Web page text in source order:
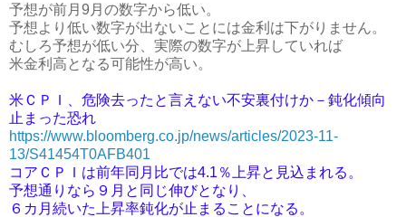
予想が前月9月の数字から低い。
予想より低い数字が出ないことには金利は下がりません。
むしろ予想が低い分、実際の数字が上昇していれば
米金利高となる可能性が高い。
米ＣＰＩ、危険去ったと言えない不安裏付けか－鈍化傾向
止まった恐れ
https://www.bloomberg.co.jp/news/articles/2023-11-
13/S41454T0AFB401
コアＣＰＩは前年同月比では4.1％上昇と見込まれる。
予想通りなら９月と同じ伸びとなり、
６カ月続いた上昇率鈍化が止まることになる。